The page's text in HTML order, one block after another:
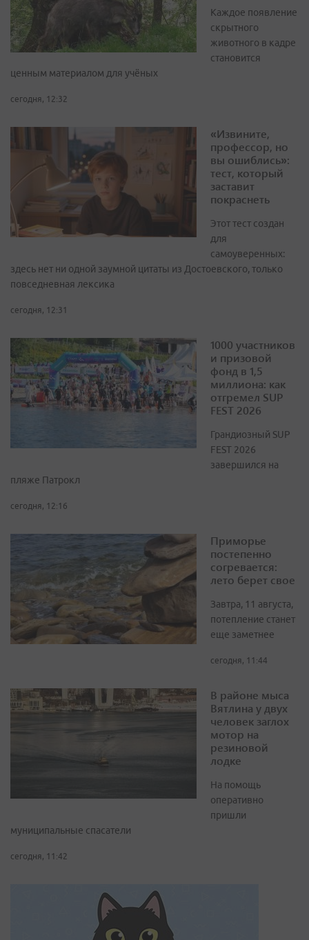
Каждое появление
скрытного
животного в кадре
становится
ценным материалом для учёных
сегодня, 12:32
«Извините,
профессор, но
вы ошиблись»:
тест, который
заставит
покраснеть
Этот тест создан
для
самоуверенных:
здесь нет ни одной заумной цитаты из Достоевского, только
повседневная лексика
сегодня, 12:31
1000 участников
и призовой
фонд в 1,5
миллиона: как
отгремел SUP
FEST 2026
Грандиозный SUP
FEST 2026
завершился на
пляже Патрокл
сегодня, 12:16
Приморье
постепенно
согревается:
лето берет свое
Завтра, 11 августа,
потепление станет
еще заметнее
сегодня, 11:44
В районе мыса
Вятлина у двух
человек заглох
мотор на
резиновой
лодке
На помощь
оперативно
пришли
муниципальные спасатели
сегодня, 11:42